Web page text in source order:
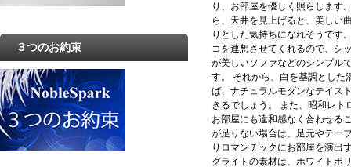
り、お部屋を優しく照らします
ら、天井を見上げると、美しい
りとした気持ちになれそうです
コを連想させてくれるので、シ
が美しいソファなどのシンプル
す。 それから、白を基調とした
ば、ナチュラルモダンなテイス
きるでしょう。 また、昭和レト
お部屋にも違和感なく合わせる
が足りない場合は、足元やテー
りロマンチックにお部屋を演出
グライトの素材は、ホワイトポ
３つのお約束